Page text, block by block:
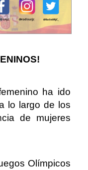
ha ido
lo largo de los
de mujeres
Olímpicos